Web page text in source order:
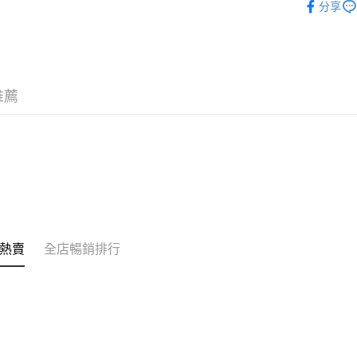
的訂單。
送貨方式
分享
薦
賣 全店暢銷排行